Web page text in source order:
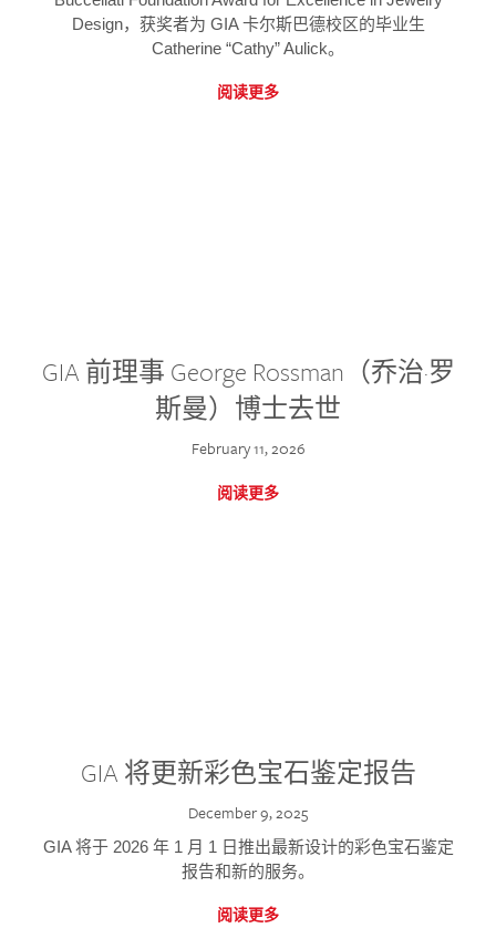
Design，获奖者为 GIA 卡尔斯巴德校区的毕业生
Catherine “Cathy” Aulick。
阅读更多
GIA 前理事 George Rossman（乔治·罗
斯曼）博士去世
February 11, 2026
阅读更多
GIA 将更新彩色宝石鉴定报告
December 9, 2025
GIA 将于 2026 年 1 月 1 日推出最新设计的彩色宝石鉴定
报告和新的服务。
阅读更多